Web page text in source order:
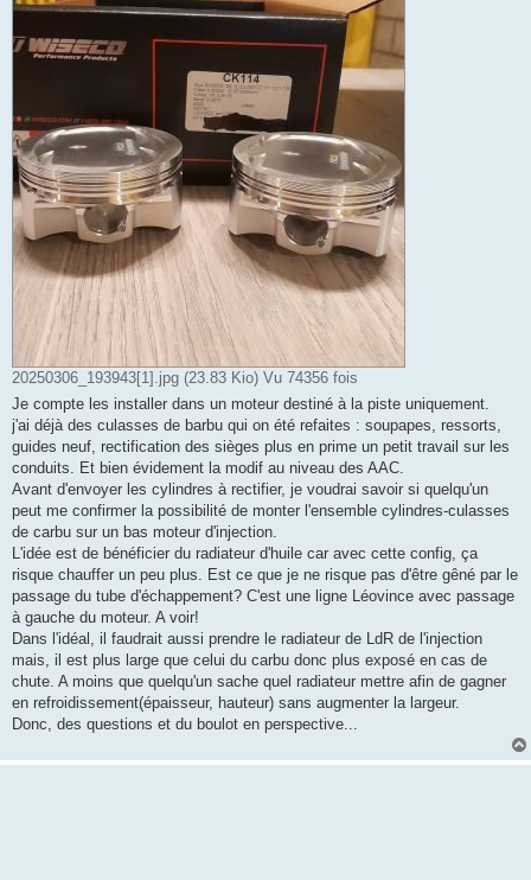
20250306_193943[1].jpg (23.83 Kio) Vu 74356 fois
Je compte les installer dans un moteur destiné à la piste uniquement.
j'ai déjà des culasses de barbu qui on été refaites : soupapes, ressorts,
guides neuf, rectification des sièges plus en prime un petit travail sur les
conduits. Et bien évidement la modif au niveau des AAC.
Avant d'envoyer les cylindres à rectifier, je voudrai savoir si quelqu'un
peut me confirmer la possibilité de monter l'ensemble cylindres-culasses
de carbu sur un bas moteur d'injection.
L'idée est de bénéficier du radiateur d'huile car avec cette config, ça
risque chauffer un peu plus. Est ce que je ne risque pas d'être gêné par le
passage du tube d'échappement? C'est une ligne Léovince avec passage
à gauche du moteur. A voir!
Dans l'idéal, il faudrait aussi prendre le radiateur de LdR de l'injection
mais, il est plus large que celui du carbu donc plus exposé en cas de
chute. A moins que quelqu'un sache quel radiateur mettre afin de gagner
en refroidissement(épaisseur, hauteur) sans augmenter la largeur.
Donc, des questions et du boulot en perspective...